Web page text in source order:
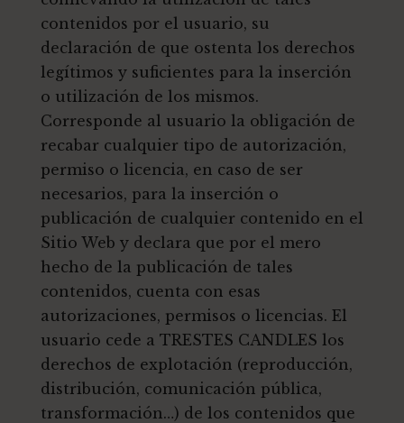
contenidos por el usuario, su
declaración de que ostenta los derechos
legítimos y suficientes para la inserción
o utilización de los mismos.
Corresponde al usuario la obligación de
recabar cualquier tipo de autorización,
permiso o licencia, en caso de ser
necesarios, para la inserción o
publicación de cualquier contenido en el
Sitio Web y declara que por el mero
hecho de la publicación de tales
contenidos, cuenta con esas
autorizaciones, permisos o licencias. El
usuario cede a TRESTES CANDLES los
derechos de explotación (reproducción,
distribución, comunicación pública,
transformación…) de los contenidos que